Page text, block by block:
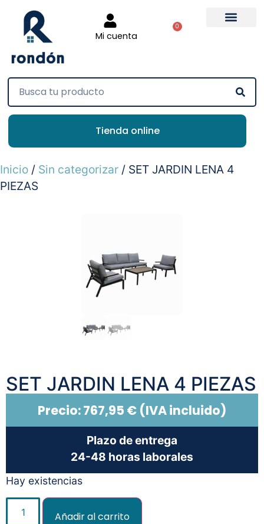
Mi cuenta
0
Tienda online
Inicio / Sin categorizar / SET JARDIN LENA 4
PIEZAS
SET JARDIN LENA 4 PIEZAS
Precio:767,95 € (IVA incluido)
Plazo de entrega
24-48 horas laborales
Hay existencias
Añadir al carrito